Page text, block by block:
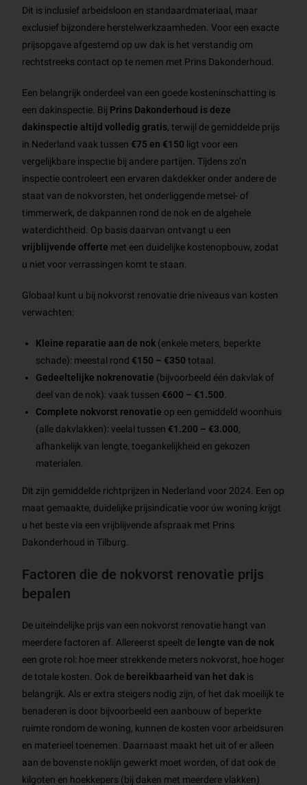
Dit is inclusief arbeidsloon en standaardmateriaal, maar
exclusief bijzondere herstelwerkzaamheden. Voor een exacte
prijsopgave afgestemd op uw dak is het verstandig om
rechtstreeks contact op te nemen met Prins Dakonderhoud.
Een belangrijk onderdeel van een goede kosteninschatting is
een dakinspectie. Bij Prins Dakonderhoud is deze
dakinspectie altijd volledig gratis, terwijl de gemiddelde prijs
in Nederland vaak tussen €75 en €150 ligt voor een
vergelijkbare inspectie bij andere partijen. Tijdens zo’n
inspectie controleert een ervaren dakdekker onder andere de
staat van de nokvorsten, het onderliggende metsel- of
timmerwerk, de dakpannen rond de nok en de algehele
waterdichtheid. Op basis daarvan ontvangt u een
vrijblijvende offerte met een duidelijke kostenopbouw, zodat
u niet voor verrassingen komt te staan.
Globaal kunt u bij nokvorst renovatie drie niveaus van kosten
verwachten:
Kleine reparatie aan de nok (enkele meters, beperkte
schade): meestal rond €150 – €350 totaal.
Gedeeltelijke nokrenovatie (bijvoorbeeld één dakvlak of
deel van de nok): vaak tussen €600 – €1.500.
Complete nokvorst renovatie op een gemiddeld woonhuis
(alle dakvlakken): veelal tussen €1.200 – €3.000,
afhankelijk van lengte, toegankelijkheid en gekozen
materialen.
Dit zijn gemiddelde richtprijzen in Nederland voor 2024. Een op
maat gemaakte, duidelijke prijsindicatie voor úw woning krijgt
u het beste via een vrijblijvende afspraak met Prins
Dakonderhoud in Tilburg.
Factoren die de nokvorst renovatie prijs
bepalen
De uiteindelijke prijs van een nokvorst renovatie hangt van
meerdere factoren af. Allereerst speelt de lengte van de nok
een grote rol: hoe meer strekkende meters nokvorst, hoe hoger
de totale kosten. Ook de bereikbaarheid van het dak is
belangrijk. Als er extra steigers nodig zijn, of het dak moeilijk te
benaderen is door bijvoorbeeld een aanbouw of beperkte
ruimte rondom de woning, kunnen de kosten voor arbeidsuren
en materieel toenemen. Daarnaast maakt het uit of er alleen
aan de bovenste noklijn gewerkt moet worden, of dat ook de
kilgoten en hoekkepers (bij daken met meerdere vlakken)